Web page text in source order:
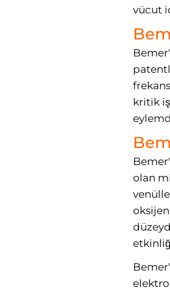
vücut
kritik
olan